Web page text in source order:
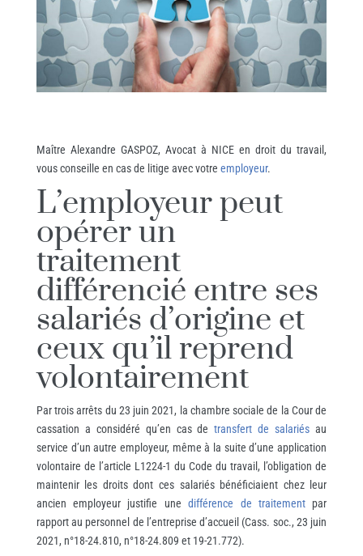
Maître Alexandre GASPOZ, Avocat à NICE en droit du travail,
vous conseille en cas de litige avec votre employeur.
L’employeur peut
opérer un
traitement
différencié entre ses
salariés d’origine et
ceux qu’il reprend
volontairement
Par trois arrêts du 23 juin 2021, la chambre sociale de la Cour de
cassation a considéré qu’en cas detransfert de salariés au
service d’un autre employeur, même à la suite d’une application
volontaire de l’article L1224-1 du Code du travail, l’obligation de
maintenir les droits dont ces salariés bénéficiaient chez leur
ancien employeur justifie unedifférence de traitementpar
rapport au personnel de l’entreprise d’accueil (Cass. soc., 23 juin
2021, n°18-24.810, n°18-24.809 et 19-21.772).